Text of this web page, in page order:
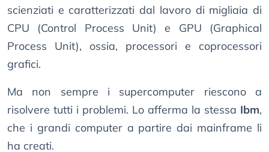
scienziati e caratterizzati dal lavoro di migliaia di
CPU (Control Process Unit) e GPU (Graphical
Process Unit), ossia, processori e coprocessori
grafici.
Ma non sempre i supercomputer riescono a
risolvere tutti i problemi. Lo afferma la stessa Ibm,
che i grandi computer a partire dai mainframe li
ha creati.